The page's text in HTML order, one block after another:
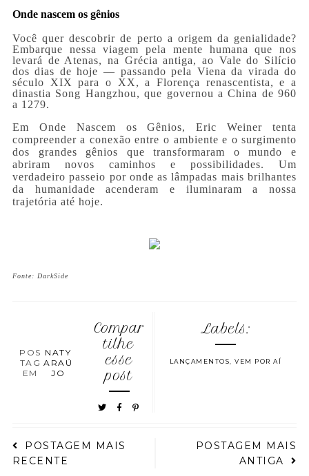
Onde nascem os gênios
Você quer descobrir de perto a origem da genialidade?
Embarque nessa viagem pela mente humana que nos
levará de Atenas, na Grécia antiga, ao Vale do Silício
dos dias de hoje — passando pela Viena da virada do
século XIX para o XX, a Florença renascentista, e a
dinastia Song Hangzhou, que governou a China de 960
a 1279.
Em Onde Nascem os Gênios, Eric Weiner tenta
compreender a conexão entre o ambiente e o surgimento
dos grandes gênios que transformaram o mundo e
abriram novos caminhos e possibilidades. Um
verdadeiro passeio por onde as lâmpadas mais brilhantes
da humanidade acenderam e iluminaram a nossa
trajetória até hoje.
Fonte: DarkSide
POS
TAG
EM
NATY
ARAÚ
JO
Compar
tilhe
esse
post
Labels:
LANÇAMENTOS ,VEM POR AÍ
POSTAGEM MAIS
RECENTE
POSTAGEM MAIS
ANTIGA